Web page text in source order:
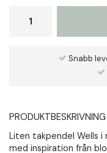
Snabb
PRODUKTBESKRIVNING
Liten takpendel Wells i
med inspiration från